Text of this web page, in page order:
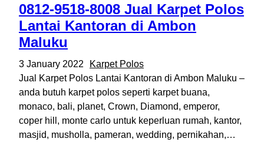
0812-9518-8008 Jual Karpet Polos
Lantai Kantoran di Ambon
Maluku
3 January 2022
Karpet Polos
Jual Karpet Polos Lantai Kantoran di Ambon Maluku –
anda butuh karpet polos seperti karpet buana,
monaco, bali, planet, Crown, Diamond, emperor,
coper hill, monte carlo untuk keperluan rumah, kantor,
masjid, musholla, pameran, wedding, pernikahan,…